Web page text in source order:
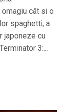
cât si o
spaghetti, a
japoneze cu
3:...